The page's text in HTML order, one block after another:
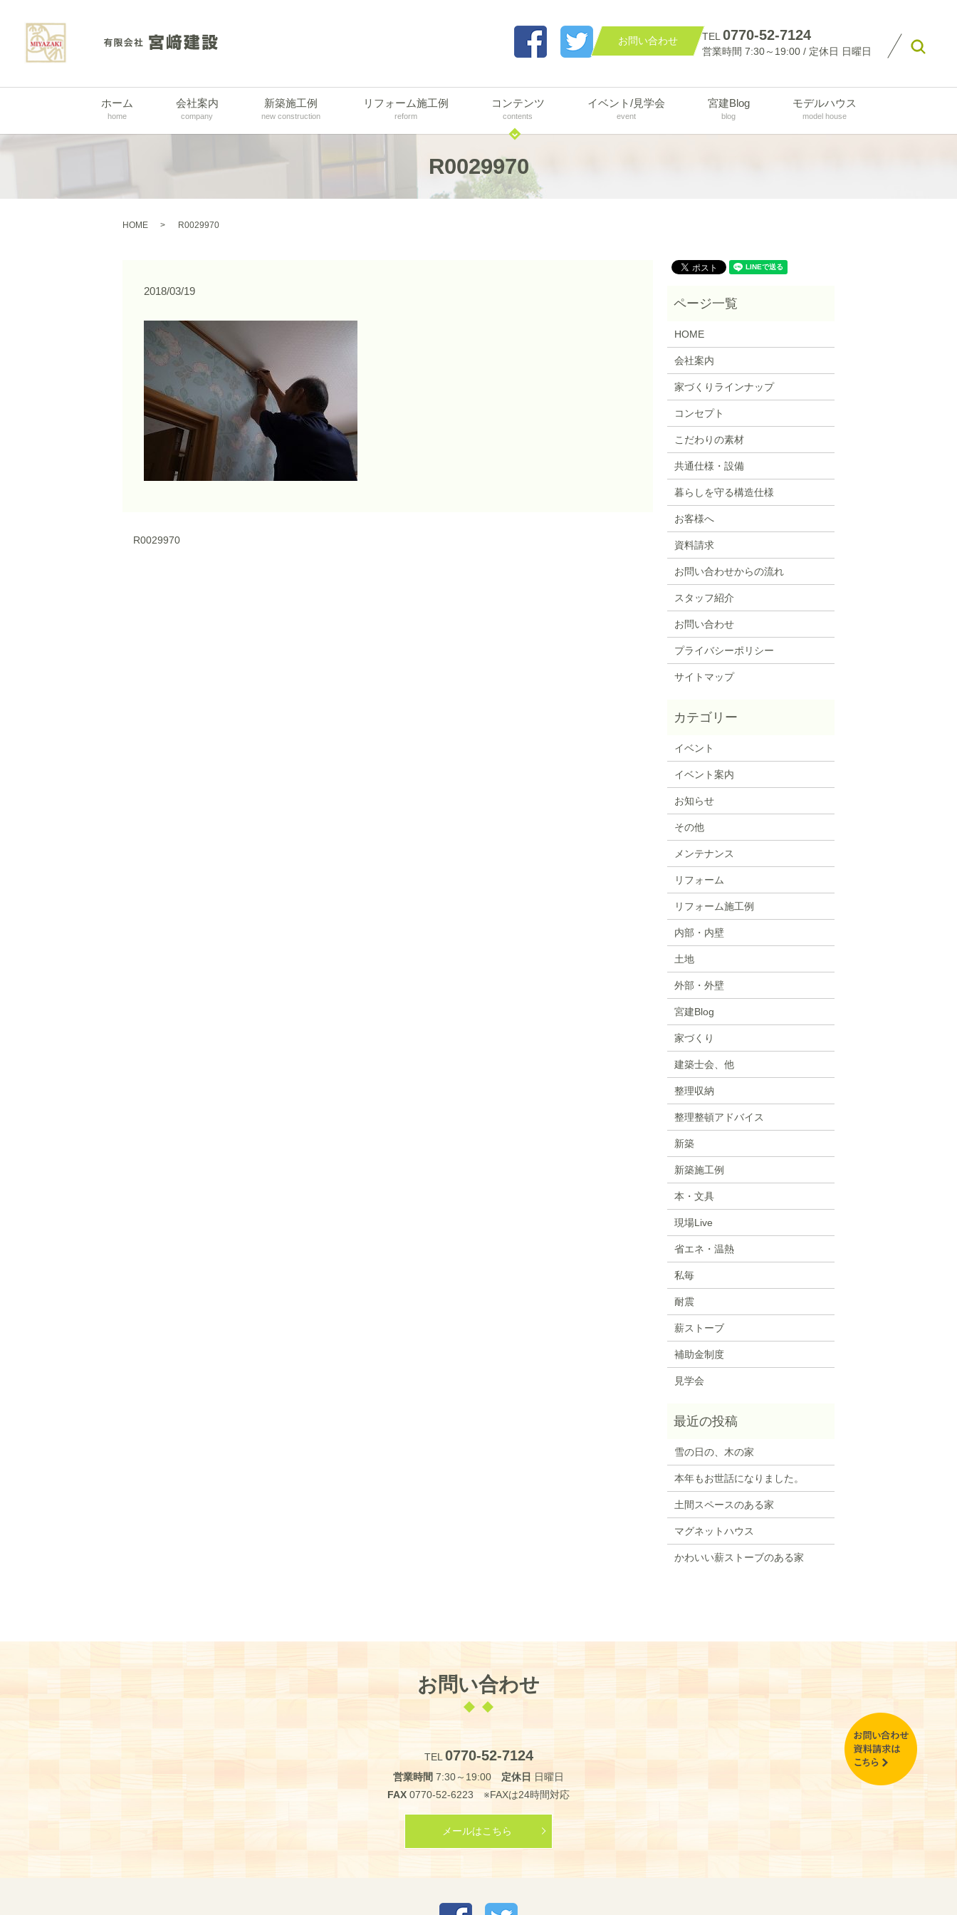
お問い合わせ TEL 0770-52-7124
営業時間 7:30～19:00 / 定休日 日曜日
ホーム
home
会社案内
company
新築施工例
new construction
リフォーム施工例
reform
コンテンツ
contents
イベント/見学会
event
宮建Blog
blog
モデルハウス
model house
R0029970
HOME R0029970
2018/03/19
R0029970
HOME
会社案内
家づくりラインナップ
コンセプト
こだわりの素材
共通仕様・設備
暮らしを守る構造仕様
お客様へ
資料請求
お問い合わせからの流れ
スタッフ紹介
お問い合わせ
プライバシーポリシー
サイトマップ
イベント
イベント案内
お知らせ
その他
メンテナンス
リフォーム
リフォーム施工例
内部・内壁
土地
外部・外壁
宮建Blog
家づくり
建築士会、他
整理収納
整理整頓アドバイス
新築
新築施工例
本・文具
現場Live
省エネ・温熱
私毎
耐震
薪ストーブ
補助金制度
見学会
雪の日の、木の家
本年もお世話になりました。
土間スペースのある家
マグネットハウス
かわいい薪ストーブのある家
お問い合わせ
TEL 0770-52-7124
営業時間 7:30～19:00 定休日 日曜日
FAX 0770-52-6223 ※FAXは24時間対応
メールはこちら